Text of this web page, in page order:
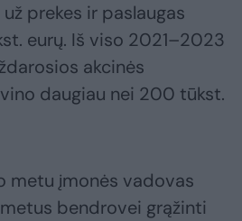
prekes ir paslaugas
eurų. Iš viso 2021–2023
akcinės
daugiau nei 200 tūkst.
metu įmonės vadovas
bendrovei grąžinti